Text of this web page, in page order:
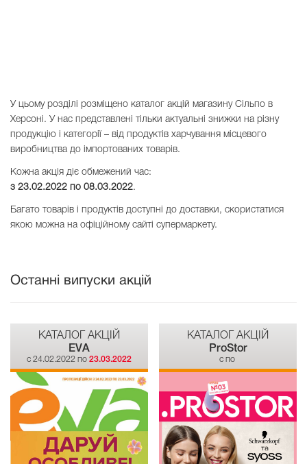
У цьому розділі розміщено каталог акцій магазину Сiльпо в
Херсоні. У нас представлені тільки актуальні знижки на різну
продукцію і категорії – від продуктів харчування місцевого
виробництва до імпортованих товарів.
Кожна акція діє обмежений час:
з 23.02.2022 по 08.03.2022.
Багато товарів і продуктів доступні до доставки, скористатися
якою можна на офіційному сайті супермаркету.
Останні випуски акцій
КАТАЛОГ АКЦІЙ
EVA
c 24.02.2022 по 23.03.2022
КАТАЛОГ АКЦІЙ
ProStor
c по